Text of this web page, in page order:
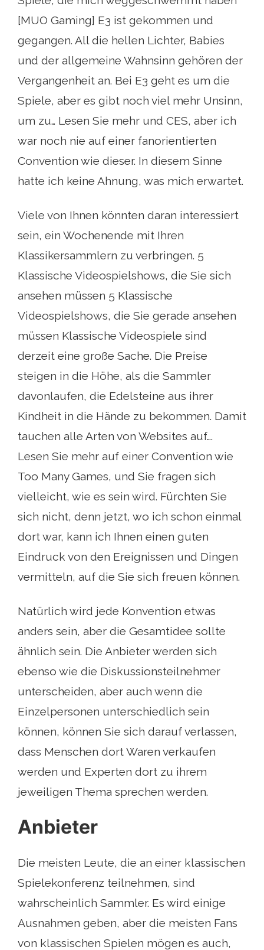
[MUO Gaming] E3 ist gekommen und
gegangen. All die hellen Lichter, Babies
und der allgemeine Wahnsinn gehören der
Vergangenheit an. Bei E3 geht es um die
Spiele, aber es gibt noch viel mehr Unsinn,
um zu… Lesen Sie mehr und CES, aber ich
war noch nie auf einer fanorientierten
Convention wie dieser. In diesem Sinne
hatte ich keine Ahnung, was mich erwartet.
Viele von Ihnen könnten daran interessiert
sein, ein Wochenende mit Ihren
Klassikersammlern zu verbringen. 5
Klassische Videospielshows, die Sie sich
ansehen müssen 5 Klassische
Videospielshows, die Sie gerade ansehen
müssen Klassische Videospiele sind
derzeit eine große Sache. Die Preise
steigen in die Höhe, als die Sammler
davonlaufen, die Edelsteine ​​aus ihrer
Kindheit in die Hände zu bekommen. Damit
tauchen alle Arten von Websites auf….
Lesen Sie mehr auf einer Convention wie
Too Many Games, und Sie fragen sich
vielleicht, wie es sein wird. Fürchten Sie
sich nicht, denn jetzt, wo ich schon einmal
dort war, kann ich Ihnen einen guten
Eindruck von den Ereignissen und Dingen
vermitteln, auf die Sie sich freuen können.
Natürlich wird jede Konvention etwas
anders sein, aber die Gesamtidee sollte
ähnlich sein. Die Anbieter werden sich
ebenso wie die Diskussionsteilnehmer
unterscheiden, aber auch wenn die
Einzelpersonen unterschiedlich sein
können, können Sie sich darauf verlassen,
dass Menschen dort Waren verkaufen
werden und Experten dort zu ihrem
jeweiligen Thema sprechen werden.
Anbieter
Die meisten Leute, die an einer klassischen
Spielekonferenz teilnehmen, sind
wahrscheinlich Sammler. Es wird einige
Ausnahmen geben, aber die meisten Fans
von klassischen Spielen mögen es auch,